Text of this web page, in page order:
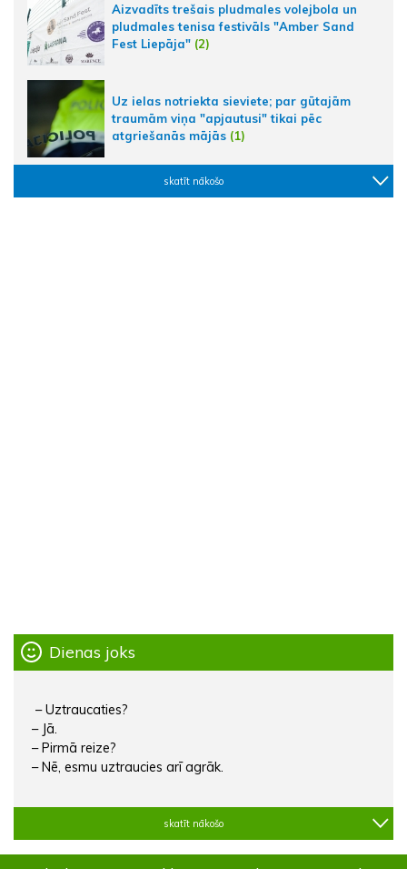
Aizvadīts trešais pludmales volejbola un
pludmales tenisa festivāls "Amber Sand
Fest Liepāja" (2)
Uz ielas notriekta sieviete; par gūtajām
traumām viņa "apjautusi" tikai pēc
atgriešanās mājās (1)
skatīt nākošo
Dienas joks
– Uztraucaties?
– Jā.
– Pirmā reize?
– Nē, esmu uztraucies arī agrāk.
skatīt nākošo